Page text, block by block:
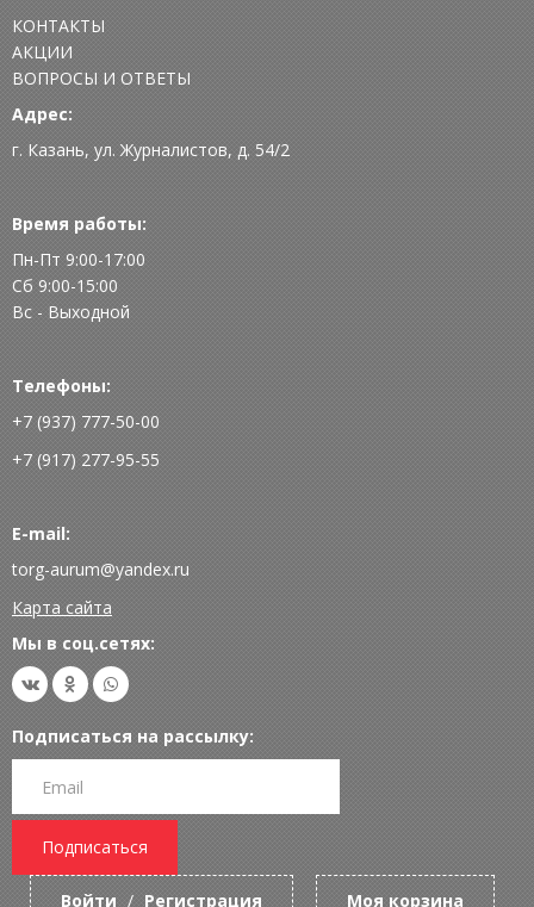
КОНТАКТЫ
АКЦИИ
ВОПРОСЫ И ОТВЕТЫ
Адрес:
г. Казань, ул. Журналистов, д. 54/2
Время работы:
Пн-Пт 9:00-17:00
Сб 9:00-15:00
Вс - Выходной
Телефоны:
+7 (937) 777-50-00
+7 (917) 277-95-55
E-mail:
torg-aurum@yandex.ru
Карта сайта
Мы в соц.сетях:
Подписаться на рассылку:
Подписаться
Войти / Регистрация Моя корзина